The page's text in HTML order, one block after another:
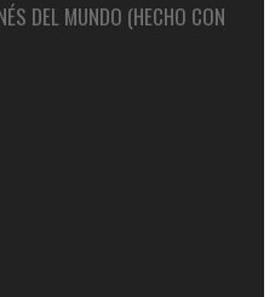
DEL MUNDO (HECHO CON